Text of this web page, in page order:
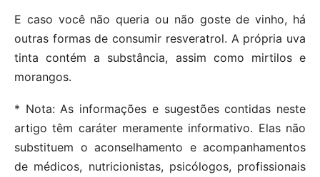
E caso você não queria ou não goste de vinho, há
outras formas de consumir resveratrol. A própria uva
tinta contém a substância, assim como mirtilos e
morangos.
* Nota: As informações e sugestões contidas neste
artigo têm caráter meramente informativo. Elas não
substituem o aconselhamento e acompanhamentos
de médicos, nutricionistas, psicólogos, profissionais